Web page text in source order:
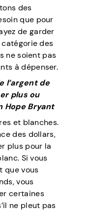
des
que pour
de garder
des
ne soient pas
à dépenser.
l’argent de
plus ou
Hope Bryant
et blanches.
des dollars,
plus pour la
Si vous
que vous
vous
certaines
ne pleut pas